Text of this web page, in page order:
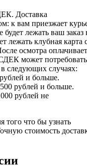
Доставка
к вам приезжает
лежать ваш заказ
лежать клубная карта
осмотра
может
следующих случаях:
и больше.
рублей и больше.
рублей не
того что бы узнать
стоимость